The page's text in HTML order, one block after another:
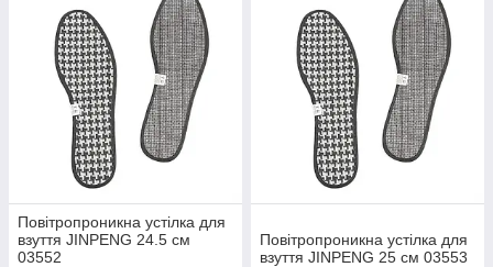
Повітропроникна устілка для
взуття JINPENG 24.5 см
03552
Повітропроникна устілка для
взуття JINPENG 25 см 03553